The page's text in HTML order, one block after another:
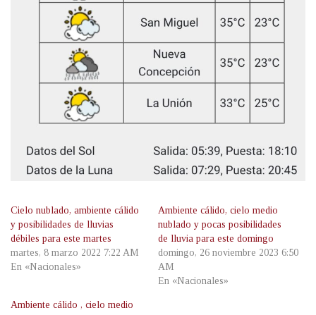
Cielo nublado, ambiente cálido
y posibilidades de lluvias
débiles para este martes
martes, 8 marzo 2022 7:22 AM
En «Nacionales»
Ambiente cálido, cielo medio
nublado y pocas posibilidades
de lluvia para este domingo
domingo, 26 noviembre 2023 6:50
AM
En «Nacionales»
Ambiente cálido , cielo medio